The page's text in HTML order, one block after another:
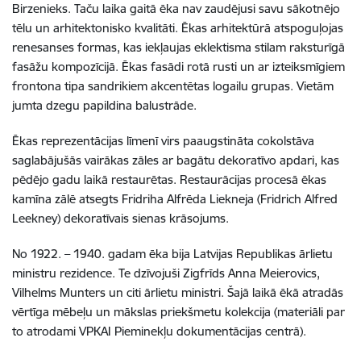
Birzenieks. Taču laika gaitā ēka nav zaudējusi savu sākotnējo
tēlu un arhitektonisko kvalitāti. Ēkas arhitektūrā atspoguļojas
renesanses formas, kas iekļaujas eklektisma stilam raksturīgā
fasāžu kompozīcijā. Ēkas fasādi rotā rusti un ar izteiksmīgiem
frontona tipa sandrikiem akcentētas logailu grupas. Vietām
jumta dzegu papildina balustrāde.
Ēkas reprezentācijas līmenī virs paaugstināta cokolstāva
saglabājušās vairākas zāles ar bagātu dekoratīvo apdari, kas
pēdējo gadu laikā restaurētas. Restaurācijas procesā ēkas
kamīna zālē atsegts Fridriha Alfrēda Liekneja (Fridrich Alfred
Leekney) dekoratīvais sienas krāsojums.
No 1922. – 1940. gadam ēka bija Latvijas Republikas ārlietu
ministru rezidence. Te dzīvojuši Zigfrīds Anna Meierovics,
Vilhelms Munters un citi ārlietu ministri. Šajā laikā ēkā atradās
vērtīga mēbeļu un mākslas priekšmetu kolekcija (materiāli par
to atrodami VPKAI Pieminekļu dokumentācijas centrā).